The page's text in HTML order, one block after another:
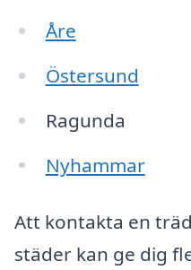
Åre
Östersund
Ragunda
Nyhammar
Att kontakta en
städer kan ge dig